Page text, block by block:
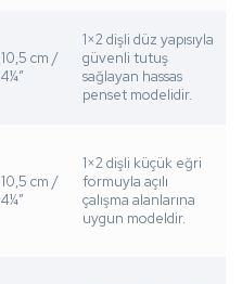
10,5 cm /
4¼”
1×2 dişli düz yapısıyla
güvenli tutuş
sağlayan hassas
penset modelidir.
10,5 cm /
4¼”
1×2 dişli küçük eğri
formuyla açılı
çalışma alanlarına
uygun modeldir.